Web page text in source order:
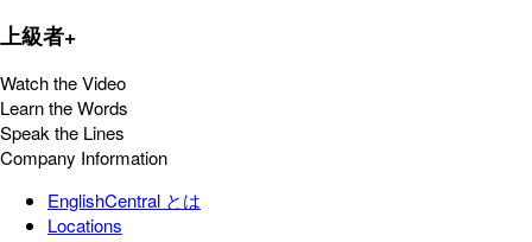
上級者+
Watch the Video
Learn the Words
Speak the Lines
Company Information
EnglishCentral とは
Locations